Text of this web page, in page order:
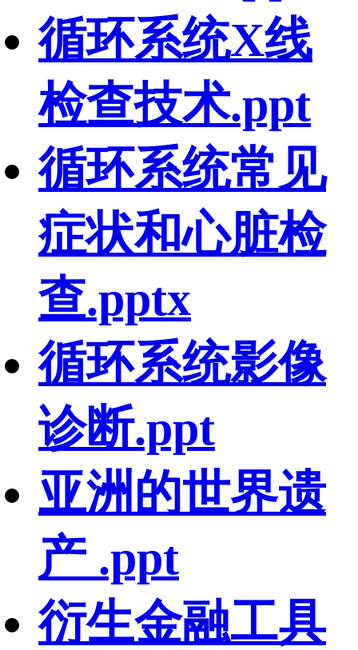
循环系统X线
检查技术.ppt
循环系统常见
症状和心脏检
查.pptx
循环系统影像
诊断.ppt
亚洲的世界遗
产 .ppt
衍生金融工具